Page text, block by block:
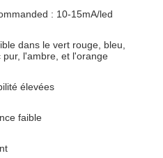
: 10-15mA/led
dans le vert rouge, bleu,
pur, l'ambre, et l'orange
élevées
faible